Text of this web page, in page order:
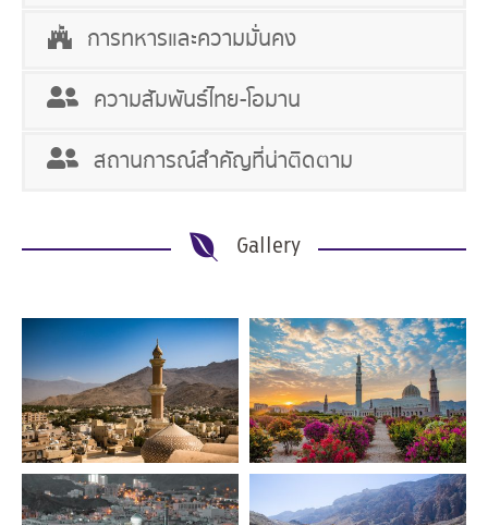
การทหารและความมั่นคง
ความสัมพันธ์ไทย-โอมาน
สถานการณ์สำคัญที่น่าติดตาม
Gallery